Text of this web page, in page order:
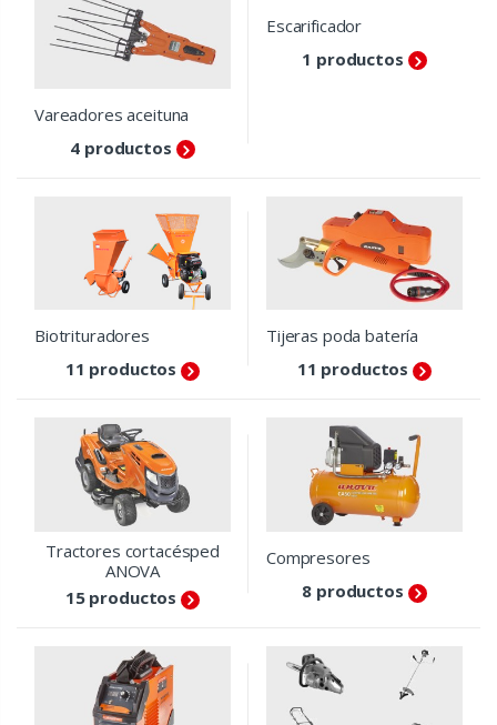
Vareadores aceituna
4 productos
Escarificador
1 productos
Biotrituradores
11 productos
Tijeras poda batería
11 productos
Tractores cortacésped
ANOVA
15 productos
Compresores
8 productos